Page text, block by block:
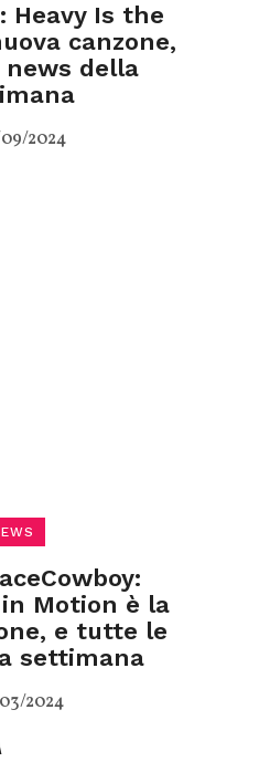
Heavy Is the
canzone,
della
2024
Motion è la
e tutte le
settimana
2024